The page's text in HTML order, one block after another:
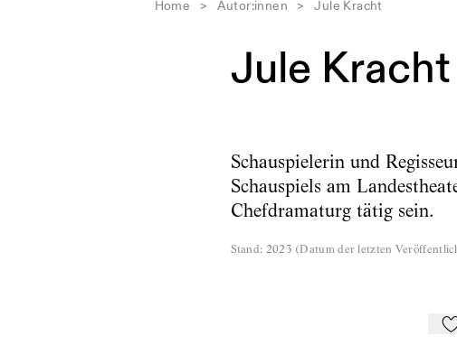
Home > Autor:innen > Jule Kracht
Jule Kracht
Schauspielerin und
Schauspiels am
Chefdramaturg tätig sein.
Stand: 2023 (Datum der letzten
Zu